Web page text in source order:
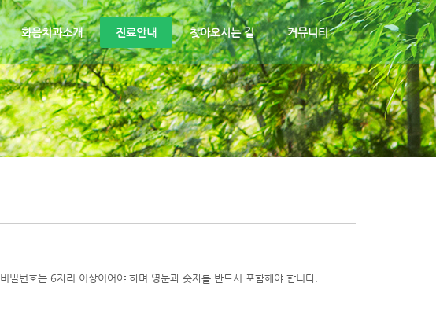
화음치과소개 진료안내 찾아오시는 길 커뮤니티
비밀번호는 6자리 이상이어야 하며 영문과 숫자를 반드시 포함해야 합니다.